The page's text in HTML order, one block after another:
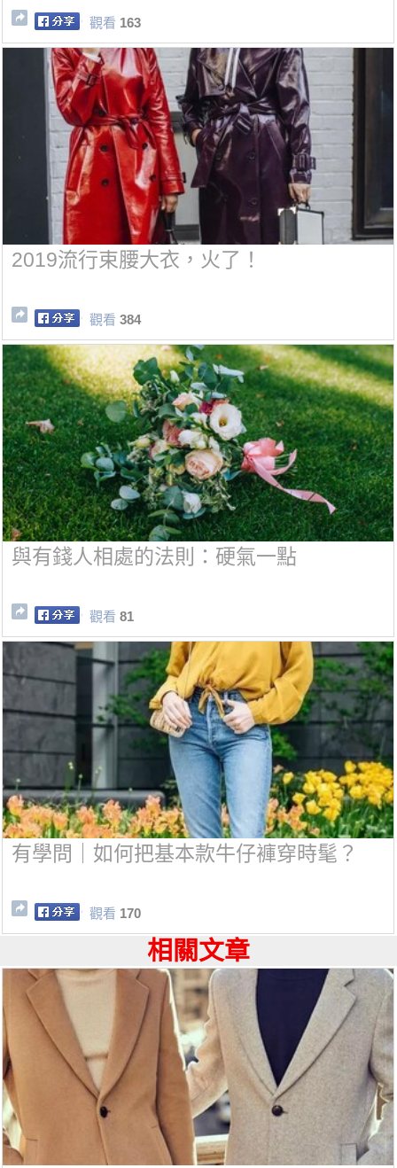
觀看 163
2019流行束腰大衣，火了！
觀看 384
與有錢人相處的法則：硬氣一點
觀看 81
有學問｜如何把基本款牛仔褲穿時髦？
觀看 170
相關文章